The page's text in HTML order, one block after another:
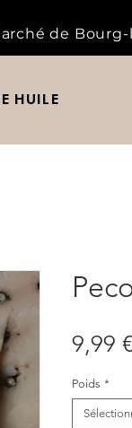
de Bourg-
HUILE
9,99 €
Poids *